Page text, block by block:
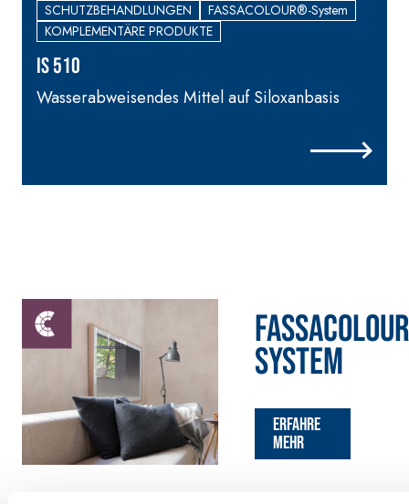
SCHUTZBEHANDLUNGEN
FASSACOLOUR®-System
KOMPLEMENTÄRE PRODUKTE
IS 510
Wasserabweisendes Mittel auf Siloxanbasis
FASSACOLOUR
System
Erfahre
mehr